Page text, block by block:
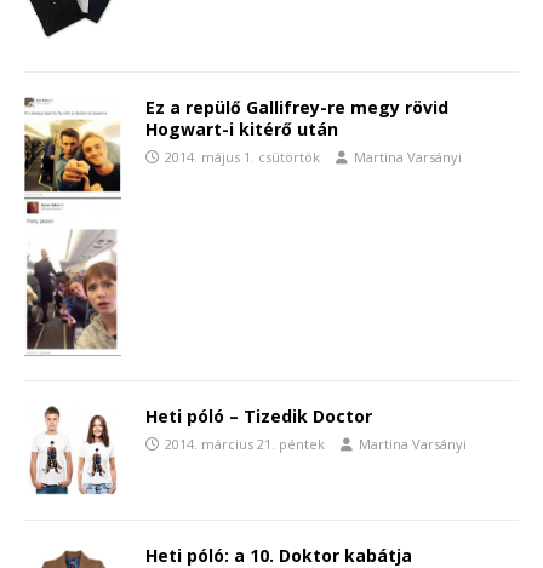
Ez a repülő Gallifrey-re megy rövid
Hogwart-i kitérő után
2014. május 1. csütörtök Martina Varsányi
Heti póló – Tizedik Doctor
2014. március 21. péntek Martina Varsányi
Heti póló: a 10. Doktor kabátja